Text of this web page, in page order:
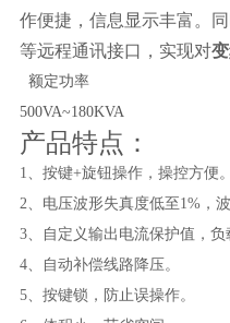
作便捷，信息显示丰富。同
等远程通讯接口，实现对
额定功率 电
产品特点：
1、按键+旋钮操作，操控方便。
2、电压波形失真度低至1%，
3、自定义输出电流保护值，负
4、自动补偿线路降压。
5、按键锁，防止误操作。